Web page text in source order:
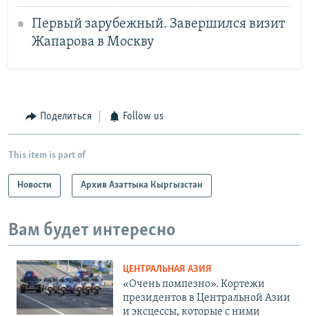
Первый зарубежный. Завершился визит
Жапарова в Москву
Поделиться Follow us
This item is part of
Новости Архив Азаттыка Кыргызстан
Вам будет интересно
ЦЕНТРАЛЬНАЯ АЗИЯ
«Очень помпезно». Кортежи
президентов в Центральной Азии
и эксцессы, которые с ними